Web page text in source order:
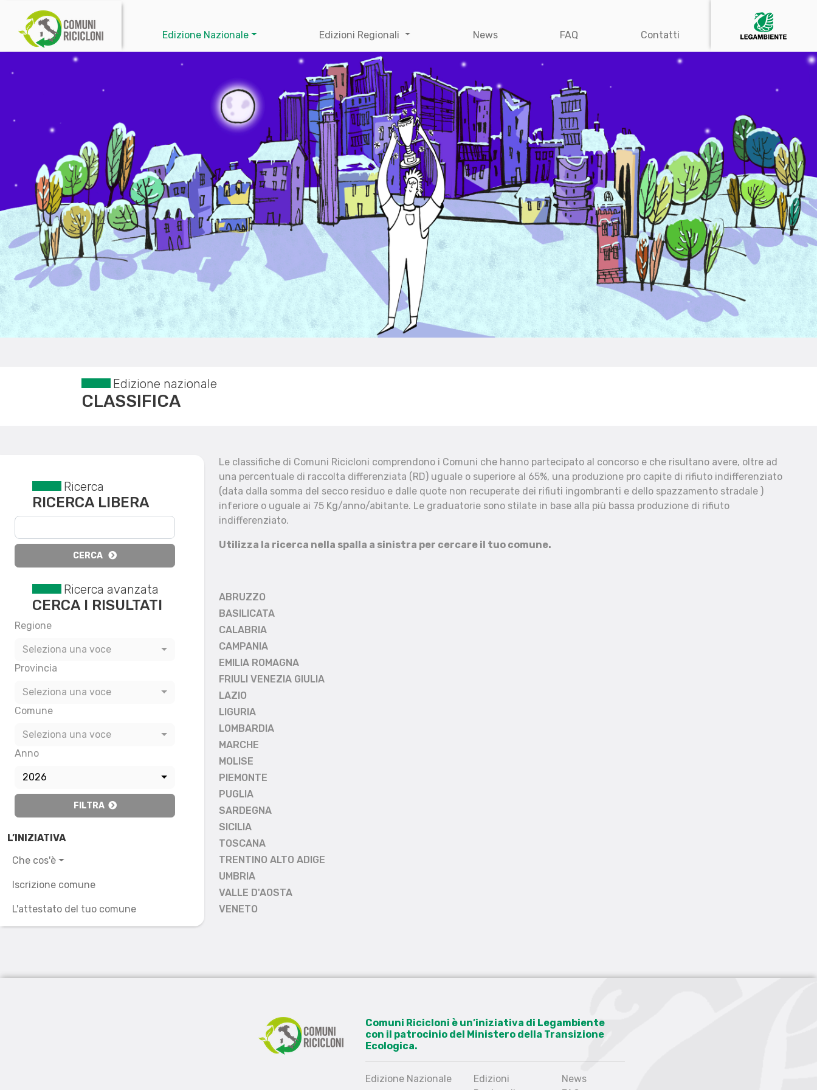
Edizione Nazionale Edizioni Regionali News FAQ Contatti
Edizione nazionale
CLASSIFICA
Reset filtri
Ricerca
RICERCA LIBERA
CERCA
Ricerca avanzata
CERCA I RISULTATI
Regione
Seleziona una voce
Provincia
Seleziona una voce
Comune
Seleziona una voce
Anno
2026
FILTRA
L’INIZIATIVA
Che cos'è
Iscrizione comune
L'attestato del tuo comune
Le classifiche di Comuni Ricicloni comprendono i Comuni che hanno partecipato al concorso e che risultano avere, oltre ad
una percentuale di raccolta differenziata (RD) uguale o superiore al 65%, una produzione pro capite di rifiuto indifferenziato
(data dalla somma del secco residuo e dalle quote non recuperate dei rifiuti ingombranti e dello spazzamento stradale )
inferiore o uguale ai 75 Kg/anno/abitante. Le graduatorie sono stilate in base alla più bassa produzione di rifiuto
indifferenziato.
Utilizza la ricerca nella spalla a sinistra per cercare il tuo comune.
ABRUZZO
BASILICATA
CALABRIA
CAMPANIA
EMILIA ROMAGNA
FRIULI VENEZIA GIULIA
LAZIO
LIGURIA
LOMBARDIA
MARCHE
MOLISE
PIEMONTE
PUGLIA
SARDEGNA
SICILIA
TOSCANA
TRENTINO ALTO ADIGE
UMBRIA
VALLE D'AOSTA
VENETO
Comuni Ricicloni è un’iniziativa di Legambiente
con il patrocinio del Ministero della Transizione
Ecologica.
Edizione Nazionale
Edizioni
News